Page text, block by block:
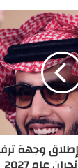
وجهة